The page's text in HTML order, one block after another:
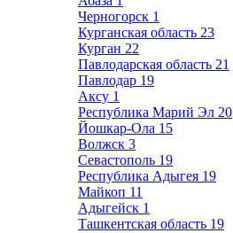
Черногорск 1
Курганская область 23
Курган 22
Павлодарская область 21
Павлодар 19
Аксу 1
Республика Марий Эл 20
Йошкар-Ола 15
Волжск 3
Севастополь 19
Республика Адыгея 19
Майкоп 11
Адыгейск 1
Ташкентская область 19